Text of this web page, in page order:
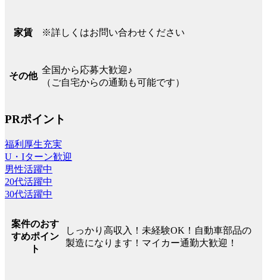
家賃 ※詳しくはお問い合わせください
その他
全国から応募大歓迎♪
（ご自宅からの通勤も可能です）
PRポイント
福利厚生充実
U・Iターン歓迎
男性活躍中
20代活躍中
30代活躍中
案件のおす
すめポイン
ト
しっかり高収入！未経験OK！自動車部品の
製造になります！マイカー通勤大歓迎！